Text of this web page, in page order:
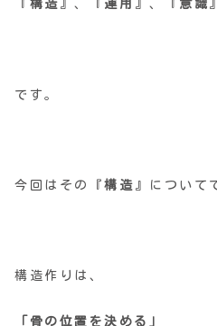
『 構造 』、『 運用 』、『 意識 』
です。
今回はその『構造 』について
構造作りは、
「骨の位置を決める」